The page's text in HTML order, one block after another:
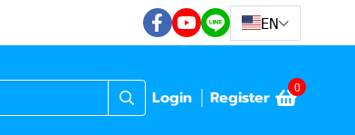
EN
Login Register 0